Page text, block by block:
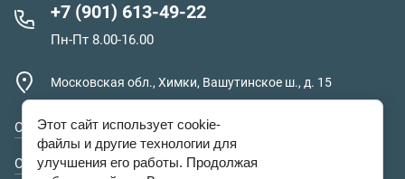
+7 (901) 613-49-22
Пн-Пт 8.00-16.00
Московская обл., Химки, Вашутинское ш., д. 15
О компании
Оплата и доставка
Этот сайт использует cookie-
файлы и другие технологии для
улучшения его работы. Продолжая